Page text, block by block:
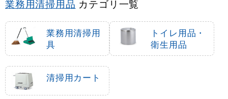
業務用清掃用品 カテゴリ一覧
業務用清掃用
具
トイレ用品・
衛生用品
清掃用カート